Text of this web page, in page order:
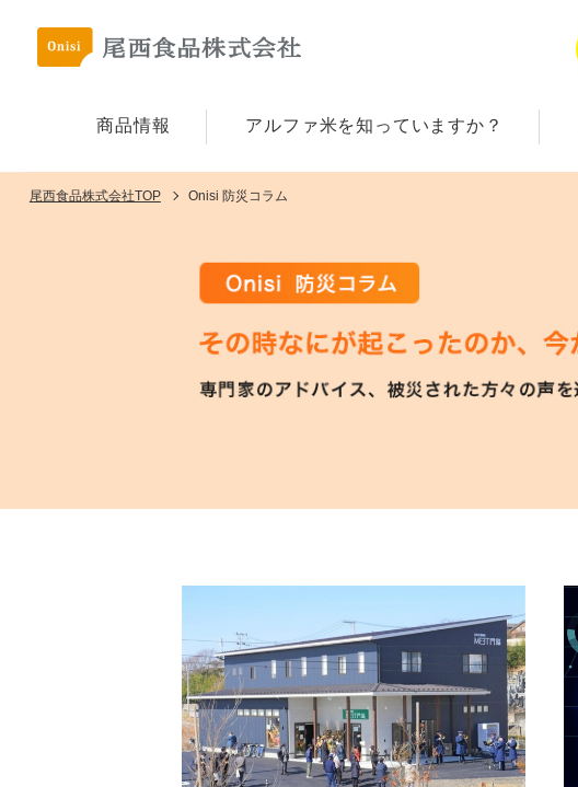
商品情報 アルファ⽶を知っていますか？
尾西食品株式会社TOP Onisi 防災コラム